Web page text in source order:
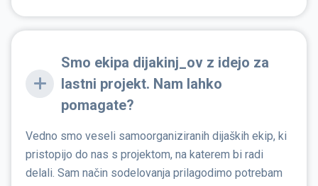
Smo ekipa dijakinj_ov z idejo za
lastni projekt. Nam lahko
pomagate?
Vedno smo veseli samoorganiziranih dijaških ekip, ki
pristopijo do nas s projektom, na katerem bi radi
delali. Sam način sodelovanja prilagodimo potrebam